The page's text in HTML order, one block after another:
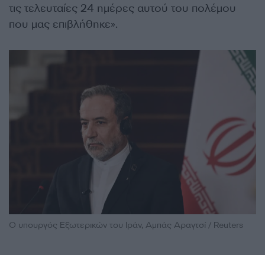
τις τελευταίες 24 ημέρες αυτού του πολέμου
που μας επιβλήθηκε».
Ο υπουργός Εξωτερικών του Ιράν, Αμπάς Αραγτσί / Reuters